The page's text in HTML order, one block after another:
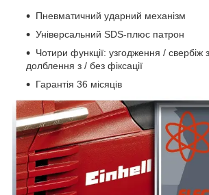
Пневматичний ударний механізм
Універсальний SDS-плюс патрон
Чотири функції: узгодження / свербіж
долблення з / без фіксації
Гарантія 36 місяців